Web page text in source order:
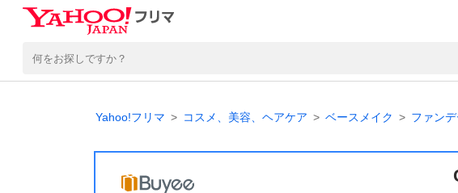
Yahoo!フリマ コスメ、美容、ヘアケア ベースメイク ファン